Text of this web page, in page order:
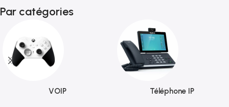
Par catégories
VOIP Téléphone IP